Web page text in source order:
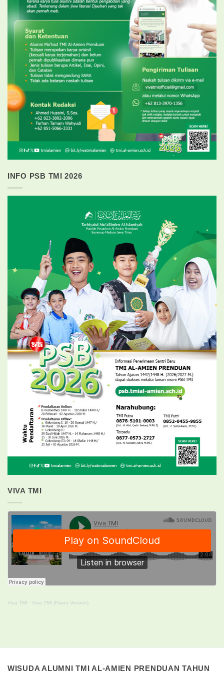
INFO PSB TMI 2026
VIVA TMI
Viva TMI · Viva TMI (Piano Version)
WISUDA ALUMNI TMI AL-AMIEN PRENDUAN TAHUN